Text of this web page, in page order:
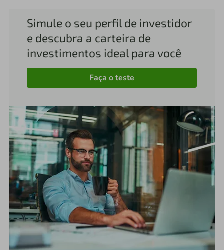
Simule o seu perfil de investidor
e descubra a carteira de
investimentos ideal para você
Faça o teste